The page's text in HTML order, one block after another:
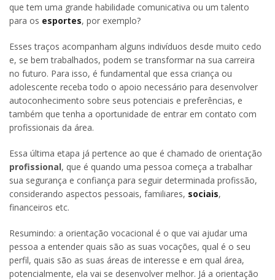
que tem uma grande habilidade comunicativa ou um talento
para os esportes, por exemplo?
Esses traços acompanham alguns indivíduos desde muito cedo
e, se bem trabalhados, podem se transformar na sua carreira
no futuro. Para isso, é fundamental que essa criança ou
adolescente receba todo o apoio necessário para desenvolver
autoconhecimento sobre seus potenciais e preferências, e
também que tenha a oportunidade de entrar em contato com
profissionais da área.
Essa última etapa já pertence ao que é chamado de orientação
profissional, que é quando uma pessoa começa a trabalhar
sua segurança e confiança para seguir determinada profissão,
considerando aspectos pessoais, familiares, sociais,
financeiros etc.
Resumindo: a orientação vocacional é o que vai ajudar uma
pessoa a entender quais são as suas vocações, qual é o seu
perfil, quais são as suas áreas de interesse e em qual área,
potencialmente, ela vai se desenvolver melhor. Já a orientação